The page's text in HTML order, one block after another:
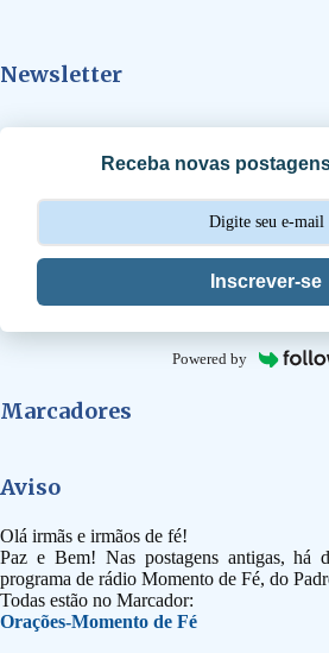
á
s
Newsletter
Receba novas
Inscrever-se
Powered by
Marcadores
Aviso
Olá irmãs e irmãos de fé!
Paz e Bem! Nas postagens antigas, há
programa de rádio Momento de Fé, do
Todas estão no Marcador:
Orações-Momento de Fé